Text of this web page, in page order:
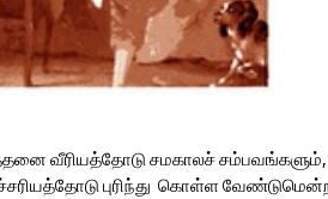
வீரியத்தோடு சமகாலச் சம்பவங்களும்,
புரிந்து கொள்ள